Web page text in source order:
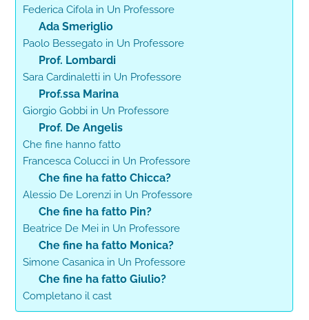
Federica Cifola in Un Professore
Ada Smeriglio
Paolo Bessegato in Un Professore
Prof. Lombardi
Sara Cardinaletti in Un Professore
Prof.ssa Marina
Giorgio Gobbi in Un Professore
Prof. De Angelis
Che fine hanno fatto
Francesca Colucci in Un Professore
Che fine ha fatto Chicca?
Alessio De Lorenzi in Un Professore
Che fine ha fatto Pin?
Beatrice De Mei in Un Professore
Che fine ha fatto Monica?
Simone Casanica in Un Professore
Che fine ha fatto Giulio?
Completano il cast